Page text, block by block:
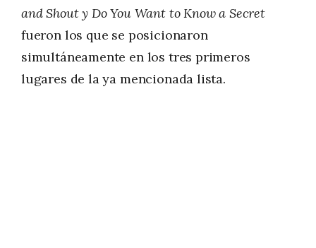
and Shout y Do You Want to Know a Secret
fueron los que se posicionaron
simultáneamente en los tres primeros
lugares de la ya mencionada lista.